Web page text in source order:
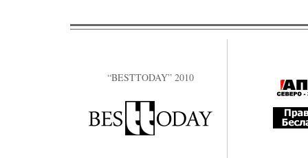
“BESTTODAY” 2010